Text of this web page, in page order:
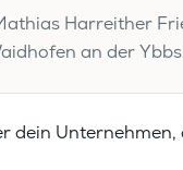
Harreither
an der
dein